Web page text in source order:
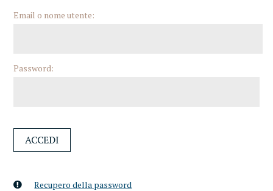
Email o nome utente:
Password:
Recupero della password